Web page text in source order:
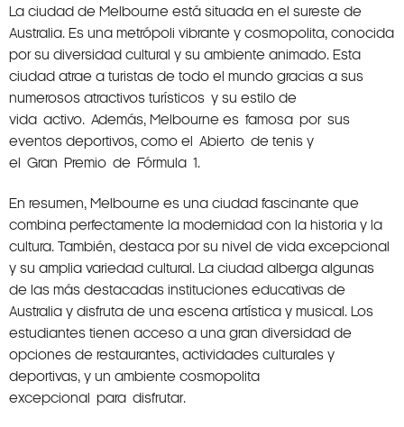
La ciudad de Melbourne está situada en el sureste de
Australia. Es una metrópoli vibrante y cosmopolita, conocida
por su diversidad cultural y su ambiente animado. Esta
ciudad atrae a turistas de todo el mundo gracias a sus
numerosos atractivos turísticos y su estilo de
vida activo. Además, Melbourne es famosa por sus
eventos deportivos, como el Abierto de tenis y
el Gran Premio de Fórmula 1.
En resumen, Melbourne es una ciudad fascinante que
combina perfectamente la modernidad con la historia y la
cultura. También, destaca por su nivel de vida excepcional
y su amplia variedad cultural. La ciudad alberga algunas
de las más destacadas instituciones educativas de
Australia y disfruta de una escena artística y musical. Los
estudiantes tienen acceso a una gran diversidad de
opciones de restaurantes, actividades culturales y
deportivas, y un ambiente cosmopolita
excepcional para disfrutar.